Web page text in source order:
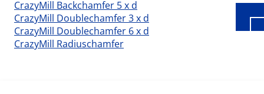
CrazyMill Backchamfer 5 x d
CrazyMill Doublechamfer 3 x d
CrazyMill Doublechamfer 6 x d
CrazyMill Radiuschamfer